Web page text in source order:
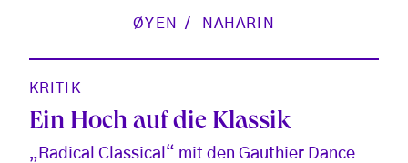
ØYEN NAHARIN
KRITIK
Ein Hoch auf die Klassik
„Radical Classical“ mit den Gauthier Dance